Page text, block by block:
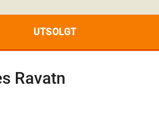
UTSOLGT
Ravatn